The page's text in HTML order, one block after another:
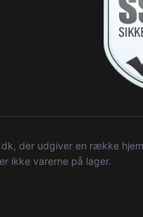
der udgiver en række
ikke varerne på lager.